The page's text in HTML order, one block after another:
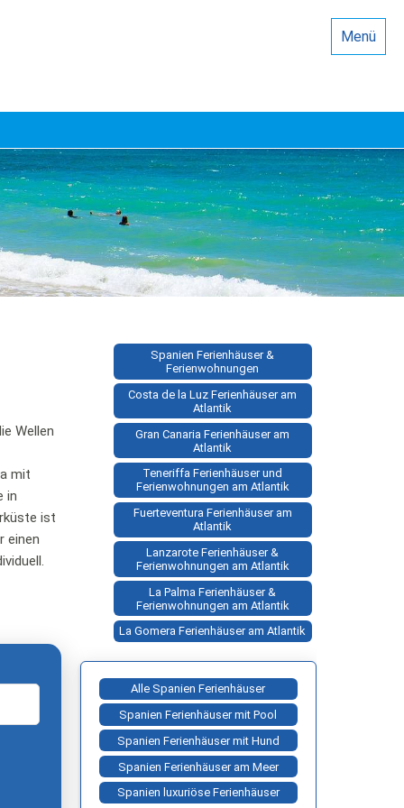
Menü
Wellen
mit
in
ist
einen
Spanien Ferienhäuser &
Ferienwohnungen
Costa de la Luz Ferienhäuser am
Atlantik
Gran Canaria Ferienhäuser am
Atlantik
Teneriffa Ferienhäuser und
Ferienwohnungen am Atlantik
Fuerteventura Ferienhäuser am
Atlantik
Lanzarote Ferienhäuser &
Ferienwohnungen am Atlantik
La Palma Ferienhäuser &
Ferienwohnungen am Atlantik
La Gomera Ferienhäuser am Atlantik
Alle Spanien Ferienhäuser
Spanien Ferienhäuser mit Pool
Spanien Ferienhäuser mit Hund
Spanien Ferienhäuser am Meer
Spanien luxuriöse Ferienhäuser